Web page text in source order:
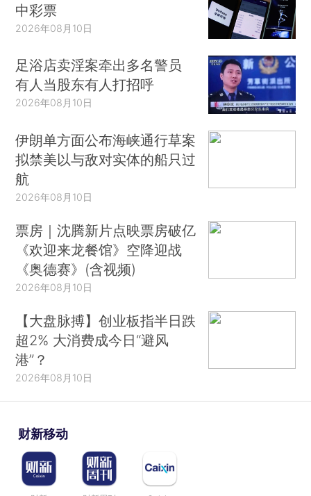
中彩票
2026年08月10日
足浴店卖淫案牵出多名警员
有人当股东有人打招呼
2026年08月10日
伊朗单方面公布海峡通行草案
拟禁美以与敌对实体的船只过
航
2026年08月10日
票房｜沈腾新片点映票房破亿
《欢迎来龙餐馆》空降迎战
《奥德赛》(含视频)
2026年08月10日
【大盘脉搏】创业板指半日跌
超2% 大消费成今日“避风
港”？
2026年08月10日
财新移动